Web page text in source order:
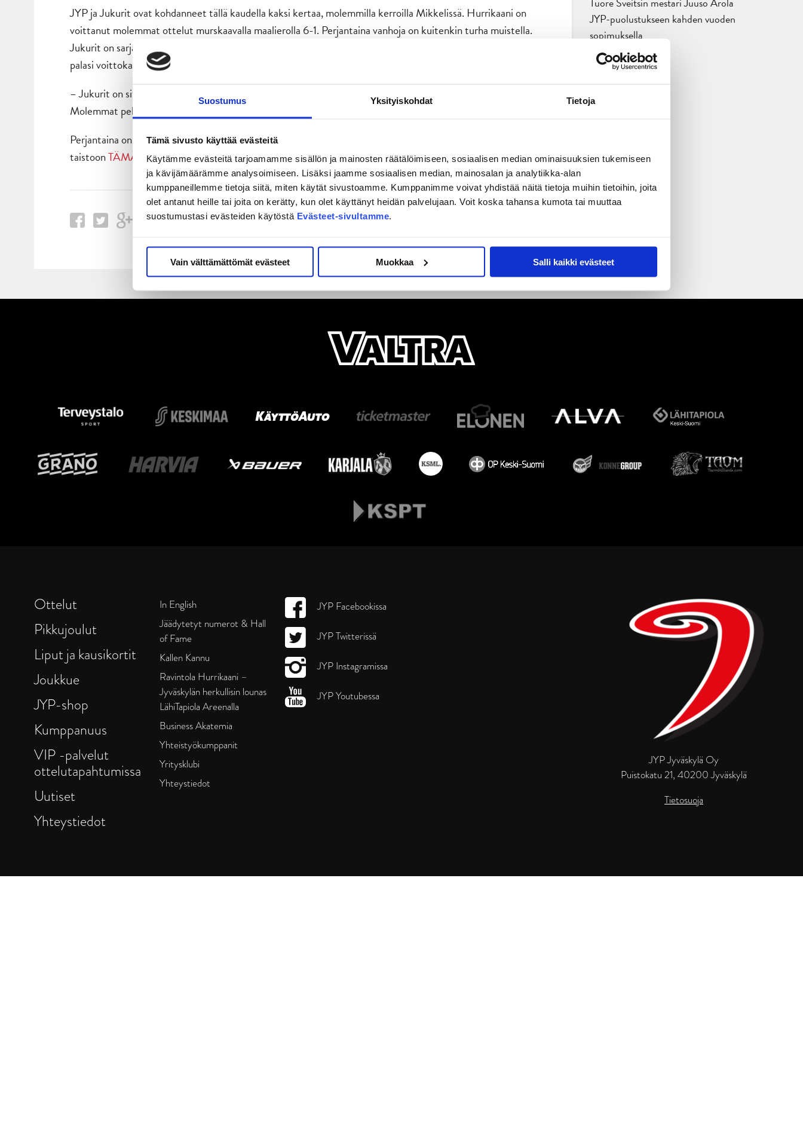
Suostumus Yksityiskohdat Tietoja
Tämä sivusto käyttää evästeitä
Käytämme evästeitä tarjoamamme sisällön ja mainosten räätälöimiseen, sosiaalisen median ominaisuuksien tukemiseen
ja kävijämäärämme analysoimiseen. Lisäksi jaamme sosiaalisen median, mainosalan ja analytiikka-alan
kumppaneillemme tietoja siitä, miten käytät sivustoamme. Kumppanimme voivat yhdistää näitä tietoja muihin tietoihin, joita
olet antanut heille tai joita on kerätty, kun olet käyttänyt heidän palvelujaan. Voit koska tahansa kumota tai muuttaa
suostumustasi evästeiden käytöstä Evästeet-sivultamme.
Vain välttämättömät evästeet Muokkaa Salli kaikki evästeet
JYP ja Jukurit ovat kohdanneet tällä kaudella kaksi kertaa, molemmilla kerroilla Mikkelissä. Hurrikaani on
voittanut molemmat ottelut murskaavalla maalierolla 6-1. Perjantaina vanhoja on kuitenkin turha muistella.
Jukurit on sarjataulukossa jumbona, mutta joukkueella on kova halu nousta ylöspäin. Viime viikolla Jukurit
palasi voittokantaan ja kärsi kaksi niukkaa maalin tappiota.
– Jukurit on sitkeä joukkue, joka liikkuu hyvin ja tekee kovasti töitä. Meillä on ollut aina tiukkoja pelejä.
Molemmat pelaa omalla sapluunallaan, Virtanen miettii.
Perjantaina on jälleen aika tulla LähiTapiola Areenalle ja kannustaa JYP voittoon! Osta lippusi Jukurit-
taistoonTÄMÄN LINKINkautta.
JYP-puolustukseen kahden vuoden
sopimuksella
JYP Jyväskylä Oy
Puistokatu 21, 40200 Jyväskylä
Tietosuoja
Ottelut
Pikkujoulut
Liput ja kausikortit
Joukkue
JYP-shop
Kumppanuus
VIP -palvelut
ottelutapahtumissa
Uutiset
Yhteystiedot
In English
Jäädytetyt numerot & Hall
of Fame
Kallen Kannu
Ravintola Hurrikaani –
Jyväskylän herkullisin lounas
LähiTapiola Areenalla
Business Akatemia
Yhteistyökumppanit
Yritysklubi
Yhteystiedot
JYP Facebookissa
JYP Twitterissä
JYP Instagramissa
JYP Youtubessa